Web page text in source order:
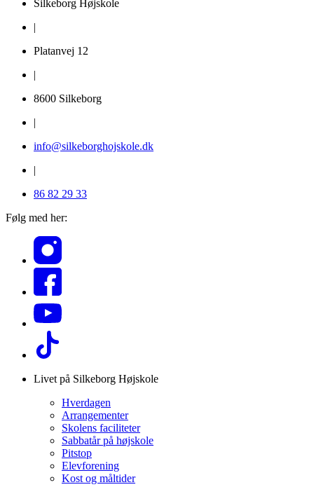
Silkeborg Højskole
|
Platanvej 12
|
8600 Silkeborg
|
info@silkeborghojskole.dk
|
86 82 29 33
Følg med her:
Livet på Silkeborg Højskole
Hverdagen
Arrangementer
Skolens faciliteter
Sabbatår på højskole
Pitstop
Elevforening
Kost og måltider